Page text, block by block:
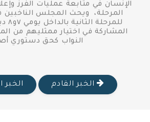
الإنسان في متابعة عمليات الفرز
المرحلة، ويحث المجلس الناخبين
المشاركة في اختيار ممثليهم من
النواب كحق دستوري
الخبر القادم الخبر